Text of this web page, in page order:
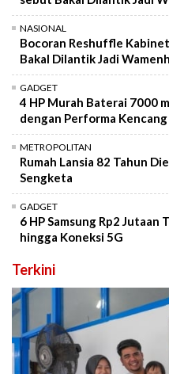
NASIONAL
Bocoran Reshuffle
Bakal Dilantik Jadi
GADGET
4 HP Murah Baterai 7000
dengan Performa Kencang
METROPOLITAN
Rumah Lansia 82 Tahun
Sengketa
GADGET
6 HP Samsung Rp2 Jutaan
hingga Koneksi 5G
Terkini